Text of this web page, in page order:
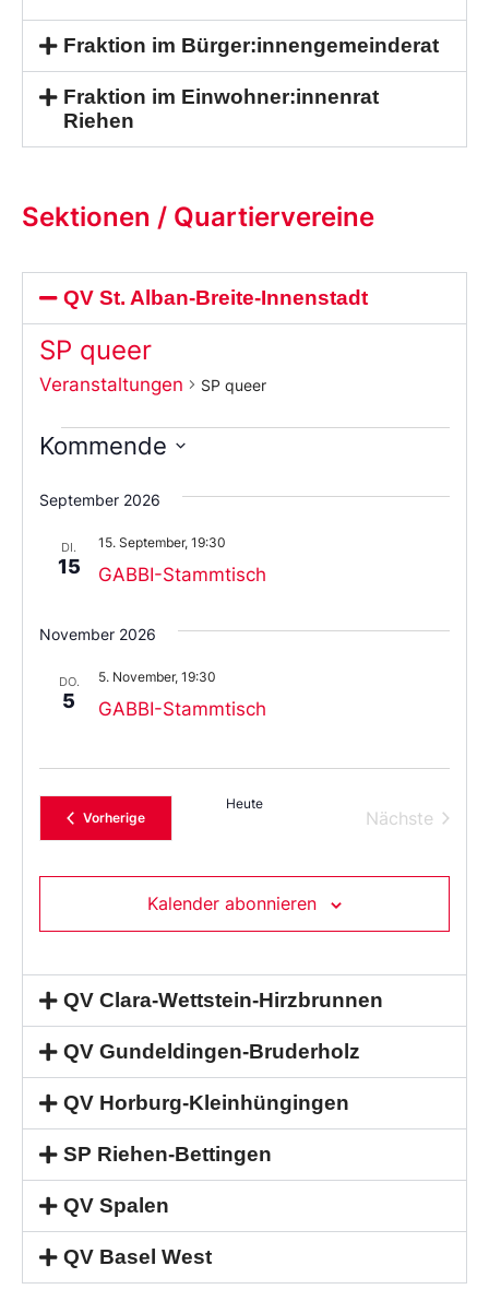
Fraktion im Bürger:innengemeinderat
Fraktion im Einwohner:innenrat
Riehen
Sektionen / Quartiervereine
QV St. Alban-Breite-Innenstadt
SP queer
Veranstaltungen SP queer
Kommende
Sie
das
aus.
September 2026
DI.
15 GABBI-Stammtisch
15. September, 19:30
November 2026
DO.
5 GABBI-Stammtisch
5. November, 19:30
VorherigeVeranstaltungen
Heute
Nächste
Kalender abonnieren
QV Clara-Wettstein-Hirzbrunnen
QV Gundeldingen-Bruderholz
QV Horburg-Kleinhüngingen
SP Riehen-Bettingen
QV Spalen
QV Basel West